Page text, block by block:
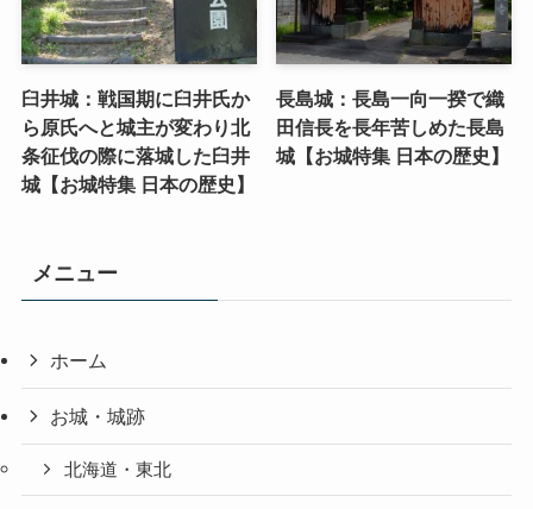
臼井城：戦国期に臼井氏か
ら原氏へと城主が変わり北
条征伐の際に落城した臼井
城【お城特集 日本の歴史】
長島城：長島一向一揆で織
田信長を長年苦しめた長島
城【お城特集 日本の歴史】
メニュー
ホーム
お城・城跡
北海道・東北